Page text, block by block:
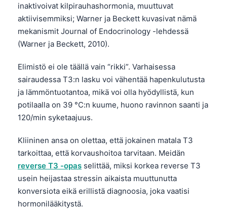
inaktivoivat kilpirauhashormonia, muuttuvat
aktiivisemmiksi; Warner ja Beckett kuvasivat nämä
mekanismit Journal of Endocrinology -lehdessä
(Warner ja Beckett, 2010).
Elimistö ei ole täällä vain “rikki”. Varhaisessa
sairaudessa T3:n lasku voi vähentää hapenkulutusta
ja lämmöntuotantoa, mikä voi olla hyödyllistä, kun
potilaalla on 39 °C:n kuume, huono ravinnon saanti ja
120/min syketaajuus.
Kliininen ansa on olettaa, että jokainen matala T3
tarkoittaa, että korvaushoitoa tarvitaan. Meidän
reverse T3 -opas selittää, miksi korkea reverse T3
usein heijastaa stressin aikaista muuttunutta
konversiota eikä erillistä diagnoosia, joka vaatisi
hormonilääkitystä.